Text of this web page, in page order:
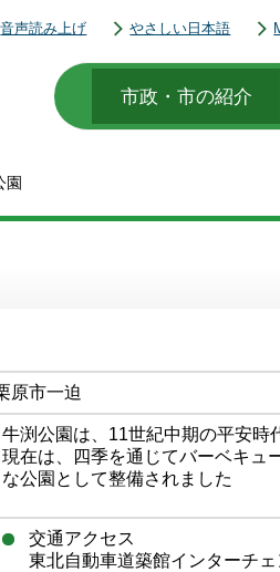
音声読み上げ やさしい日本語
市政・市の紹介
園
原市一迫
牛渕公園は、11世紀中期の平安時
現在は、四季を通じてバーベキュ
な公園として整備されました
交通アクセス
東北自動車道築館インターチ